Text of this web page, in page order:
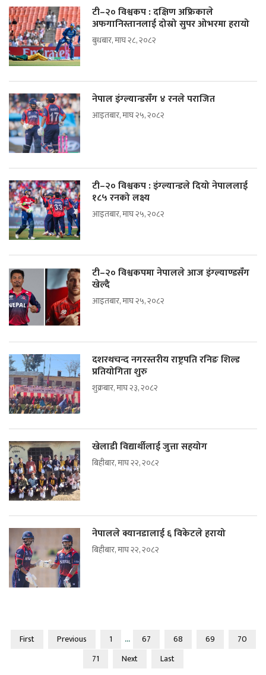
टी–२० विश्वकप : दक्षिण अफ्रिकाले
अफगानिस्तानलाई दोस्रो सुपर ओभरमा हरायो
बुधबार, माघ २८, २०८२
नेपाल इंग्ल्यान्डसँग ४ रनले पराजित
आइतबार, माघ २५, २०८२
टी–२० विश्वकप : इंग्ल्यान्डले दियो नेपाललाई
१८५ रनको लक्ष्य
आइतबार, माघ २५, २०८२
टी–२० विश्वकपमा नेपालले आज इंग्ल्याण्डसँग
खेल्दै
आइतबार, माघ २५, २०८२
दशरथचन्द नगरस्तरीय राष्ट्रपति रनिङ शिल्ड
प्रतियोगिता शुरु
शुक्रबार, माघ २३, २०८२
खेलाडी विद्यार्थीलाई जुत्ता सहयोग
बिहीबार, माघ २२, २०८२
नेपालले क्यानडालाई ६ विकेटले हरायो
बिहीबार, माघ २२, २०८२
First Previous 1 ... 67 68 69
70
71
Next Last